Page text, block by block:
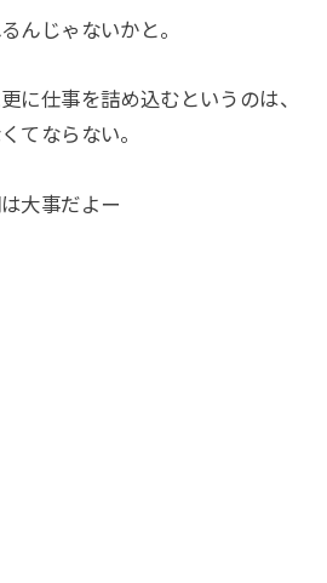
んじゃないかと。
に仕事を詰め込むというのは、
てならない。
大事だよー